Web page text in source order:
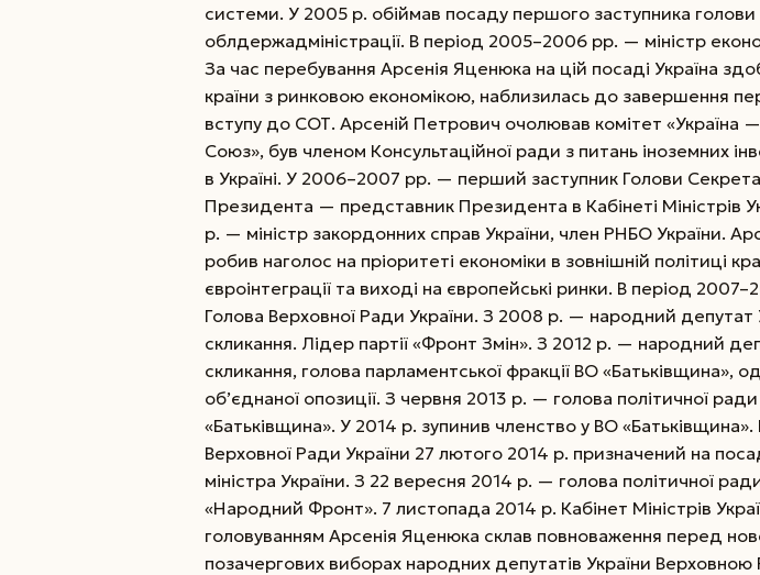
системи. У 2005 р. обіймав посаду першого заступника
облдержадміністрації. В період 2005–2006 рр. — міністр
За час перебування Арсенія Яценюка на цій посаді Україна
країни з ринковою економікою, наблизилась до завершення
вступу до СОТ. Арсеній Петрович очолював комітет «Україна
Союз», був членом Консультаційної ради з питань іноземних
в Україні. У 2006–2007 рр. — перший заступник Голови
Президента — представник Президента в Кабінеті Міністрів
р. — міністр закордонних справ України, член РНБО України.
робив наголос на пріоритеті економіки в зовнішній політиці
євроінтеграції та виході на європейські ринки. В період
Голова Верховної Ради Украї­ни. З 2008 р. — народний депутат
скликання. Лідер партії «Фронт Змін». З 2012 р. — народний
скликання, голова парламентської фракції ВО «Батьківщина»,
об’єднаної опозиції. З червня 2013 р. — голова політичної ради
«Батьківщина». У 2014 р. зупинив членство у ВО
Верховної Ради України 27 лютого 2014 р. призначений на
міністра України. З 22 вересня 2014 р. — голова політичної ради
«Народний Фронт». 7 листопада 2014 р. Кабінет Міністрів
головуванням Арсенія Яценюка склав повноваження перед
позачергових виборах народних депутатів України